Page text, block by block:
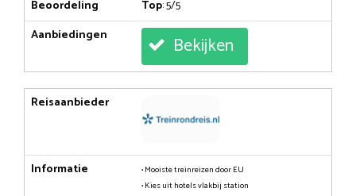
Beoordeling Top: 5/5
Aanbiedingen
Bekijken
Reisaanbieder
Informatie
• Mooiste treinreizen door EU
• Kies uit hotels vlakbij station